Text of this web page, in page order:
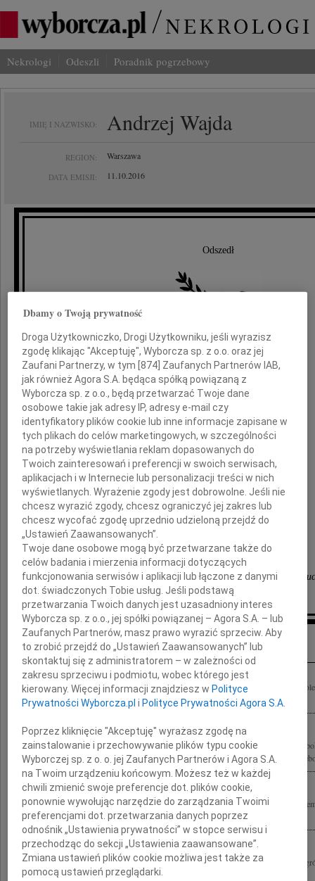
Nekrologi Odeszli Poradnik pogrzebowy
IMIĘ I NAZWISKO: Andrzej Wajda
REGION: Warszawa
DATA EMISJI: 11.10.2016
Odszedł
Andrzej Wajda
Najwybitniejszy polski Reżyser
Wielki Artysta światowego kina
Żonie oraz Rodzinie
najgłębsze wyrazy współczucia
składają
Jerzy Hoffman, Jerzy Michaluk
współpracownicy Zodiak Jerzy Hoffman Film
Inne kondolencje
Żegnam Andrzeja Wajdę Wspaniałego Dowódcę Rodzinie składamy szczere
Rastawieccy
"Śmierć tych, którzy tworzą dzieła nieśmiertelne, zawsze jest przedwczesna" Z
przyjęliśmy wiadomość o śmierci reżysera Andrzeja Wajdy Wyrazy szczerego i
Składamy wyrazy szczerego współczucia Pani Krystynie Zachwatowicz i
śmierci Andrzeja Wajdy Monika i Tadeusz Strugałowie
Z wielkim żalem żegnamy Andrzeja Wajdę Wielkiego Artystę Współfundatora
przyznawanych przez Polski Komitet Narodowy ICOMOS za najlepsze prace...
Dbamy o Twoją prywatność
Droga Użytkowniczko, Drogi Użytkowniku, jeśli wyrazisz
zgodę klikając "Akceptuję", Wyborcza sp. z o.o. oraz jej
Zaufani Partnerzy, w tym [874 ] Zaufanych Partnerów IAB,
jak również Agora S.A. będąca spółką powiązaną z
Wyborcza sp. z o.o., będą przetwarzać Twoje dane
osobowe takie jak adresy IP, adresy e-mail czy
identyfikatory plików cookie lub inne informacje zapisane w
tych plikach do celów marketingowych, w szczególności
na potrzeby wyświetlania reklam dopasowanych do
Twoich zainteresowań i preferencji w swoich serwisach,
aplikacjach i w Internecie lub personalizacji treści w nich
wyświetlanych. Wyrażenie zgody jest dobrowolne. Jeśli nie
chcesz wyrazić zgody, chcesz ograniczyć jej zakres lub
chcesz wycofać zgodę uprzednio udzieloną przejdź do
„Ustawień Zaawansowanych”.
Twoje dane osobowe mogą być przetwarzane także do
celów badania i mierzenia informacji dotyczących
funkcjonowania serwisów i aplikacji lub łączone z danymi
dot. świadczonych Tobie usług. Jeśli podstawą
przetwarzania Twoich danych jest uzasadniony interes
Wyborcza sp. z o.o., jej spółki powiązanej – Agora S.A. – lub
Zaufanych Partnerów, masz prawo wyrazić sprzeciw. Aby
to zrobić przejdź do „Ustawień Zaawansowanych” lub
skontaktuj się z administratorem – w zależności od
zakresu sprzeciwu i podmiotu, wobec którego jest
kierowany. Więcej informacji znajdziesz w Polityce
Prywatności Wyborcza.pl i Polityce Prywatności Agora S.A.
Poprzez kliknięcie "Akceptuję" wyrażasz zgodę na
zainstalowanie i przechowywanie plików typu cookie
Wyborczej sp. z o. o. jej Zaufanych Partnerów i Agora S.A.
na Twoim urządzeniu końcowym. Możesz też w każdej
chwili zmienić swoje preferencje dot. plików cookie,
ponownie wywołując narzędzie do zarządzania Twoimi
preferencjami dot. przetwarzania danych poprzez
odnośnik „Ustawienia prywatności” w stopce serwisu i
przechodząc do sekcji „Ustawienia zaawansowane”.
Zmiana ustawień plików cookie możliwa jest także za
pomocą ustawień przeglądarki.